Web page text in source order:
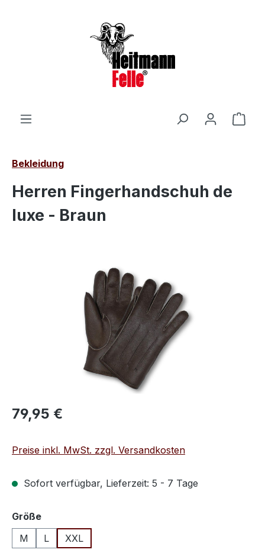
Bekleidung
Herren Fingerhandschuh de
luxe - Braun
Bildergalerie überspringen
Regulärer Preis:
79,95 €
Preise inkl. MwSt. zzgl. Versandkosten
Sofort verfügbar, Lieferzeit: 5 - 7 Tage
Größeauswählen
M
L XXL